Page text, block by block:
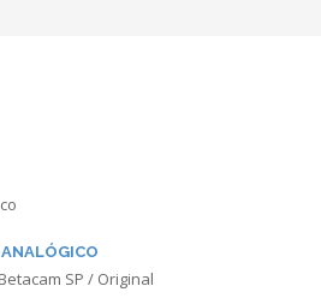
SP / Original